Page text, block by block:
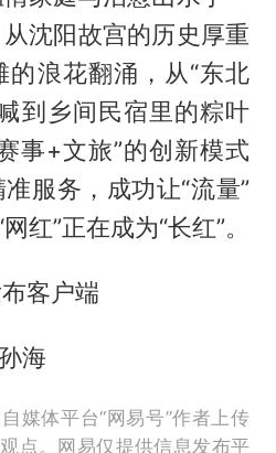
沈阳故宫的历史厚重
的浪花翻涌，从“东北
到乡间民宿里的粽叶
事+文旅”的创新模式
服务，成功让“流量”
红”正在成为“长红”。
客户端
海
媒体平台“网易号”作者上传
点。网易仅提供信息发布平